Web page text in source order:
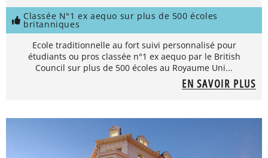
Classée N°1 ex aequo sur plus de 500 écoles
britanniques
Ecole traditionnelle au fort suivi personnalisé pour
étudiants ou pros classée n°1 ex aequo par le British
Council sur plus de 500 écoles au Royaume Uni...
EN SAVOIR PLUS